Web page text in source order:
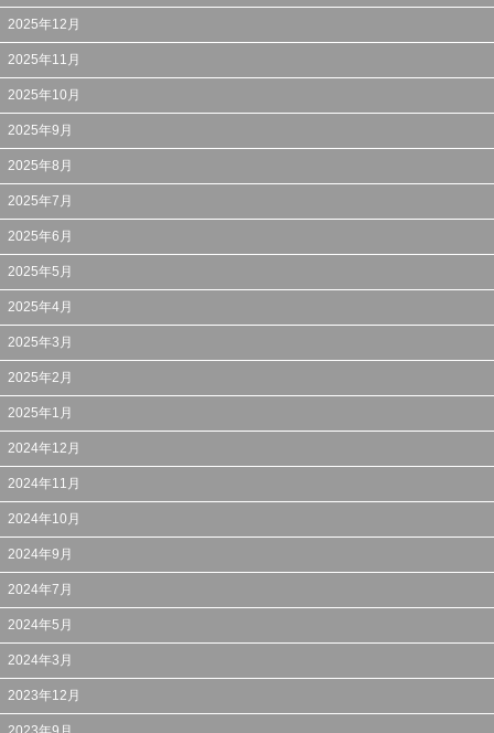
2025年12月
2025年11月
2025年10月
2025年9月
2025年8月
2025年7月
2025年6月
2025年5月
2025年4月
2025年3月
2025年2月
2025年1月
2024年12月
2024年11月
2024年10月
2024年9月
2024年7月
2024年5月
2024年3月
2023年12月